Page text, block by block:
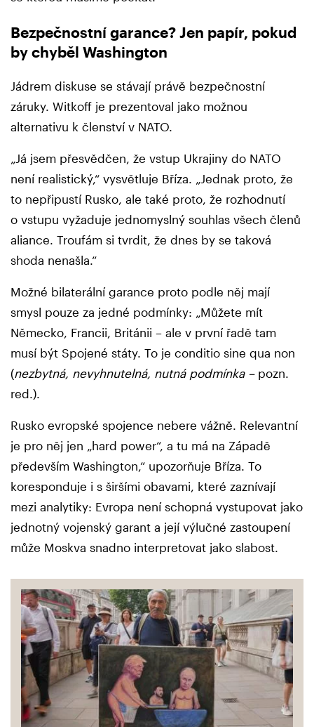
Bezpečnostní garance? Jen papír, pokud
by chyběl Washington
Jádrem diskuse se stávají právě bezpečnostní
záruky. Witkoff je prezentoval jako možnou
alternativu k členství v NATO.
„Já jsem přesvědčen, že vstup Ukrajiny do NATO
není realistický,“ vysvětluje Bříza. „Jednak proto, že
to nepřipustí Rusko, ale také proto, že rozhodnutí
o vstupu vyžaduje jednomyslný souhlas všech členů
aliance. Troufám si tvrdit, že dnes by se taková
shoda nenašla.“
Možné bilaterální garance proto podle něj mají
smysl pouze za jedné podmínky: „Můžete mít
Německo, Francii, Británii – ale v první řadě tam
musí být Spojené státy. To je conditio sine qua non
(nezbytná, nevyhnutelná, nutná podmínka –pozn.
red.).
Rusko evropské spojence nebere vážně. Relevantní
je pro něj jen „hard power“, a tu má na Západě
především Washington,“ upozorňuje Bříza. To
koresponduje i s širšími obavami, které zaznívají
mezi analytiky: Evropa není schopná vystupovat jako
jednotný vojenský garant a její výlučné zastoupení
může Moskva snadno interpretovat jako slabost.